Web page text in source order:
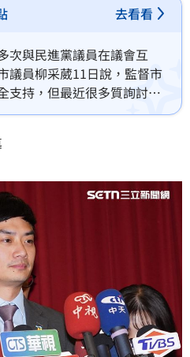
去看看
次與民進黨議員在議會互
議員柳采葳11日說，監督市
支持，但最近很多質詢討論
、製造衝突；她也說，真金